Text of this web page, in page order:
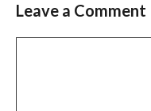
Leave a Comment